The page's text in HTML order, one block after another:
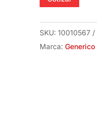
SKU: 10010567
Marca: Generico